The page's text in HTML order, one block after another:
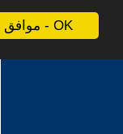
موافق - OK